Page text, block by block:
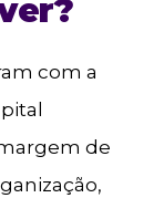
com a
de